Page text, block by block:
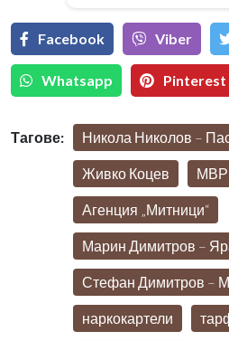
Facebook Viber
Whatsapp Pinterest
Тагове: Никола Николов –
Живко Коцев МВР
Агенция „Митници“
Марин Димитров –
Стефан Димитров –
наркокартели